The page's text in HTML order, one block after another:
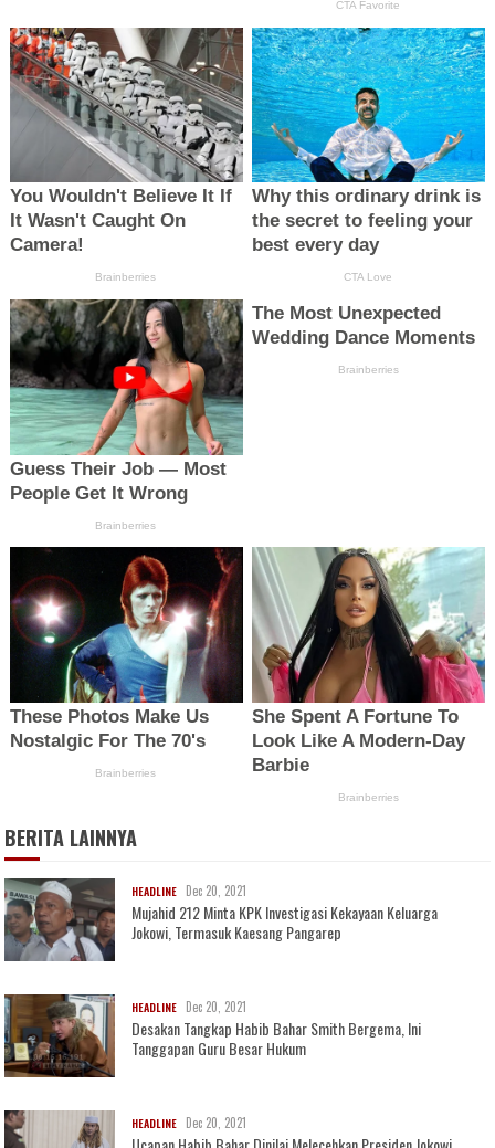
BERITA LAINNYA
HEADLINE Dec 20, 2021
Mujahid 212 Minta KPK Investigasi Kekayaan Keluarga
Jokowi, Termasuk Kaesang Pangarep
HEADLINE Dec 20, 2021
Desakan Tangkap Habib Bahar Smith Bergema, Ini
Tanggapan Guru Besar Hukum
HEADLINE Dec 20, 2021